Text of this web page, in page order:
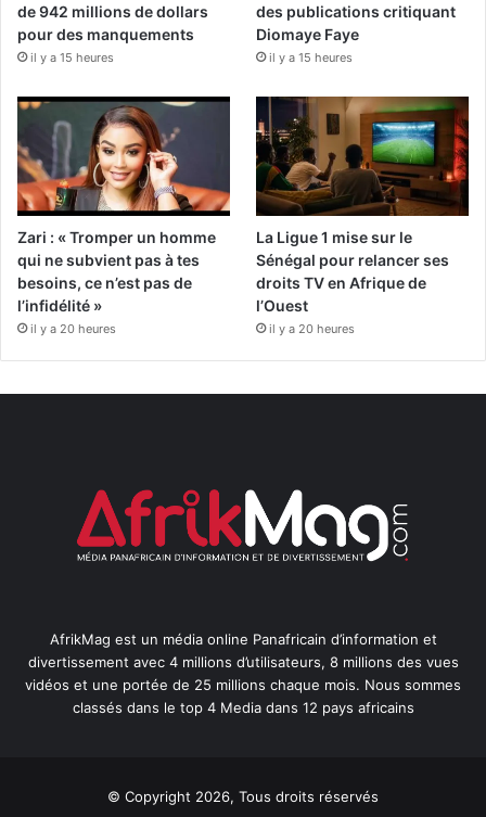
de 942 millions de dollars
pour des manquements
il y a 15 heures
des publications critiquant
Diomaye Faye
il y a 15 heures
Zari : « Tromper un homme
qui ne subvient pas à tes
besoins, ce n’est pas de
l’infidélité »
il y a 20 heures
La Ligue 1 mise sur le
Sénégal pour relancer ses
droits TV en Afrique de
l’Ouest
il y a 20 heures
AfrikMag est un média online Panafricain d’information et
divertissement avec 4 millions d’utilisateurs, 8 millions des vues
vidéos et une portée de 25 millions chaque mois. Nous sommes
classés dans le top 4 Media dans 12 pays africains
© Copyright 2026, Tous droits réservés